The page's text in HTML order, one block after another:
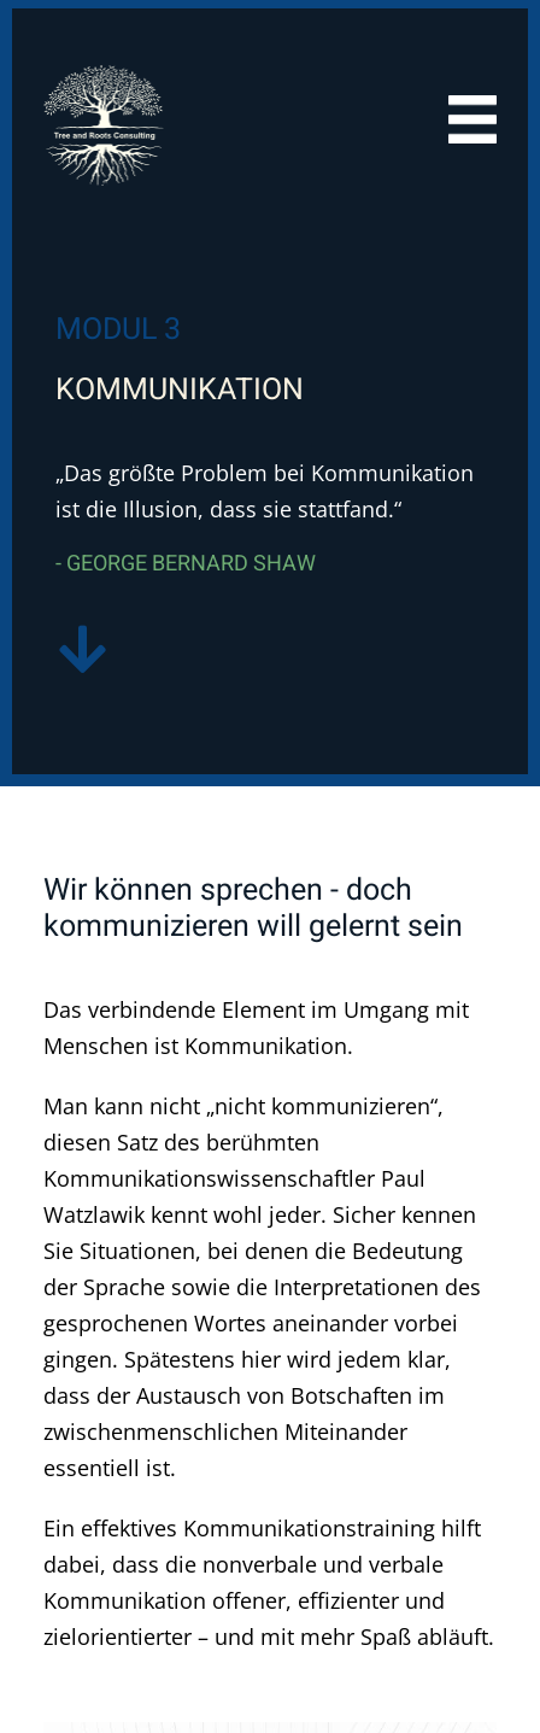
MODUL 3
KOMMUNIKATION
„Das größte Problem bei Kommunikation
ist die Illusion, dass sie stattfand.“
- GEORGE BERNARD SHAW
Wir können sprechen - doch
kommunizieren will gelernt sein
Das verbindende Element im Umgang mit
Menschen ist Kommunikation.
Man kann nicht „nicht kommunizieren“,
diesen Satz des berühmten
Kommunikationswissenschaftler Paul
Watzlawik kennt wohl jeder. Sicher kennen
Sie Situationen, bei denen die Bedeutung
der Sprache sowie die Interpretationen des
gesprochenen Wortes aneinander vorbei
gingen. Spätestens hier wird jedem klar,
dass der Austausch von Botschaften im
zwischenmenschlichen Miteinander
essentiell ist.
Ein effektives Kommunikationstraining hilft
dabei, dass die nonverbale und verbale
Kommunikation offener, effizienter und
zielorientierter – und mit mehr Spaß abläuft.